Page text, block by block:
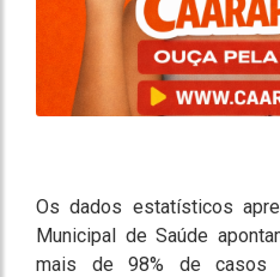
Os dados estatísticos
Municipal de Saúde
mais de 98% de casos